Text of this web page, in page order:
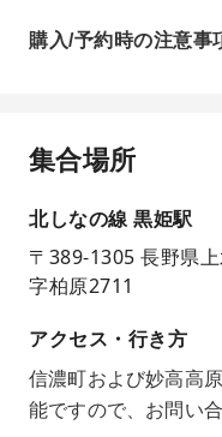
購入/予約時の注意事
集合場所
北しなの線 黒姫駅
〒389-1305 長野県
字柏原2711
アクセス・行き方
信濃町および妙高高
能ですので、お問い